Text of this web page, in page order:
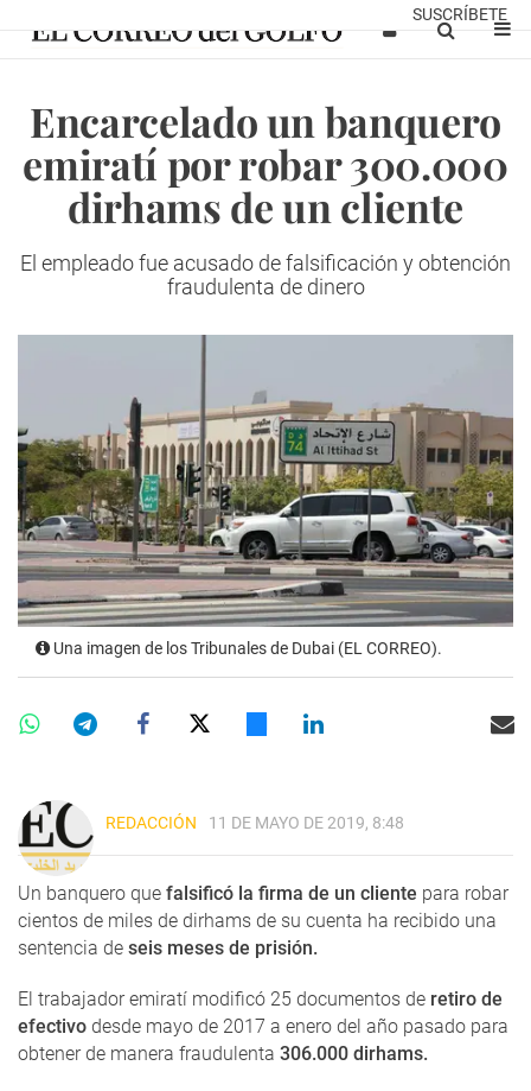
SUSCRÍBETE
Encarcelado un banquero
emiratí por robar 300.000
dirhams de un cliente
El empleado fue acusado de falsificación y obtención
fraudulenta de dinero
Una imagen de los Tribunales de Dubai (EL CORREO).
REDACCIÓN 11 DE MAYO DE 2019, 8:48
Un banquero que falsificó la firma de un cliente para robar
cientos de miles de dirhams de su cuenta ha recibido una
sentencia de seis meses de prisión.
El trabajador emiratí modificó 25 documentos de retiro de
efectivo desde mayo de 2017 a enero del año pasado para
obtener de manera fraudulenta 306.000 dirhams.